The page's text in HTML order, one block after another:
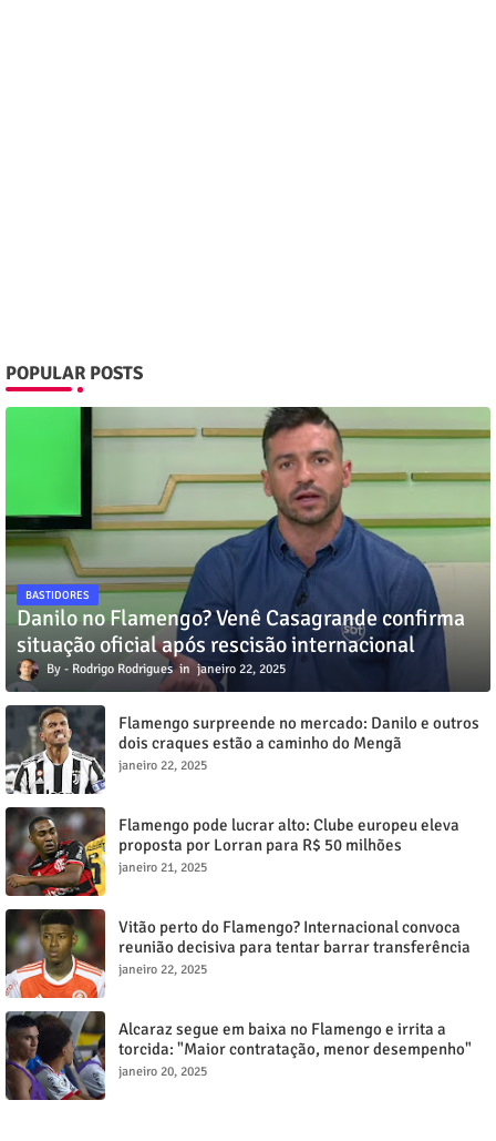
POPULAR POSTS
BASTIDORES
Danilo no Flamengo? Venê Casagrande confirma
situação oficial após rescisão internacional
Rodrigo Rodrigues janeiro 22, 2025
Flamengo surpreende no mercado: Danilo e outros
dois craques estão a caminho do Mengã
janeiro 22, 2025
Flamengo pode lucrar alto: Clube europeu eleva
proposta por Lorran para R$ 50 milhões
janeiro 21, 2025
Vitão perto do Flamengo? Internacional convoca
reunião decisiva para tentar barrar transferência
milionária
janeiro 22, 2025
Alcaraz segue em baixa no Flamengo e irrita a
torcida: "Maior contratação, menor desempenho"
janeiro 20, 2025